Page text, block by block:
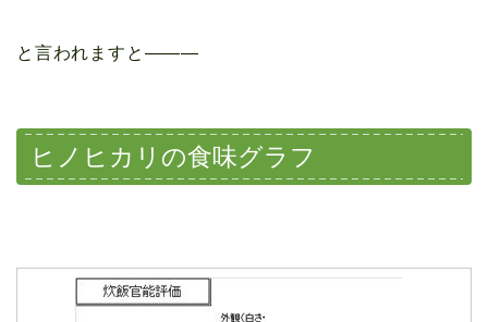
と言われますと―――
ヒノヒカリの食味グラフ